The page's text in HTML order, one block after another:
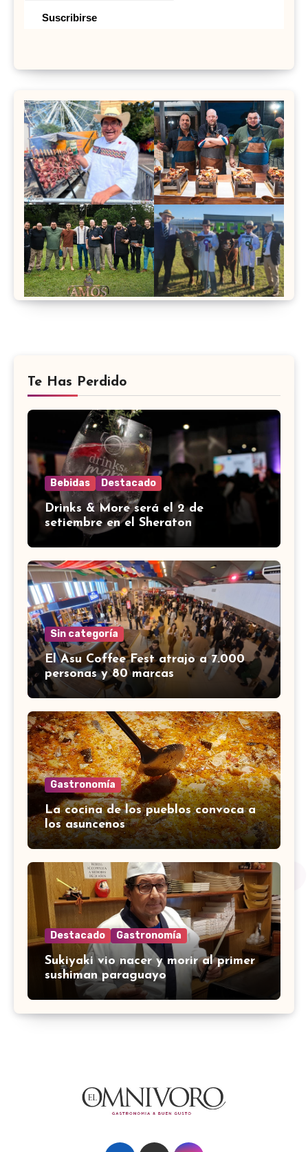
Te Has Perdido
Bebidas Destacado
Drinks & More será el 2 de
setiembre en el Sheraton
Sin categoría
El Asu Coffee Fest atrajo a 7.000
personas y 80 marcas
Gastronomía
La cocina de los pueblos convoca a
los asuncenos
Destacado Gastronomía
Sukiyaki vio nacer y morir al primer
sushiman paraguayo